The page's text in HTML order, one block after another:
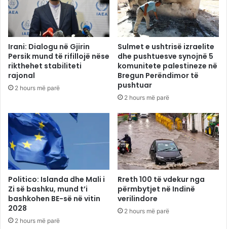
Irani: Dialogu në Gjirin
Persik mund të rifillojë nëse
rikthehet stabiliteti
rajonal
2 hours më parë
Sulmet e ushtrisë izraelite
dhe pushtuesve synojnë 5
komunitete palestineze në
Bregun Perëndimor të
pushtuar
2 hours më parë
Politico: Islanda dhe Mali i
Zi së bashku, mund t’i
bashkohen BE-së në vitin
2028
2 hours më parë
Rreth 100 të vdekur nga
përmbytjet në Indinë
verilindore
2 hours më parë